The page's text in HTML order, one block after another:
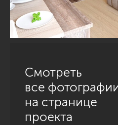
Смотреть
все
на странице
проекта